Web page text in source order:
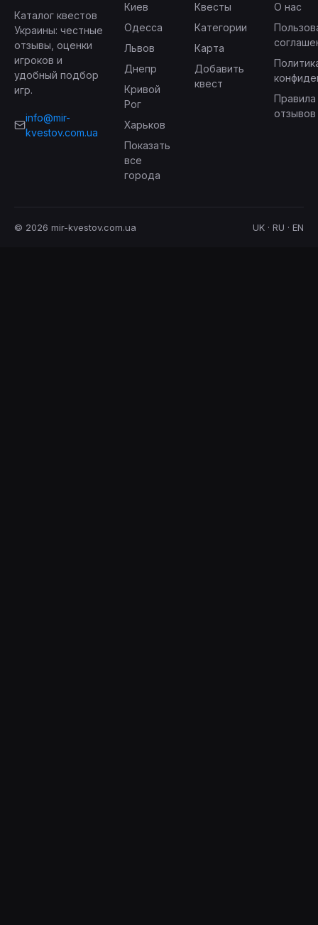
Каталог квестов
Украины: честные
отзывы, оценки
игроков и
удобный подбор
игр.
info@mir-
kvestov.com.ua
Киев
Одесса
Львов
Днепр
Кривой
Рог
Харьков
Показать
все
города
Квесты
Категории
Карта
Добавить
квест
О нас
отзывов
© 2026 mir-kvestov.com.ua UK · RU · EN